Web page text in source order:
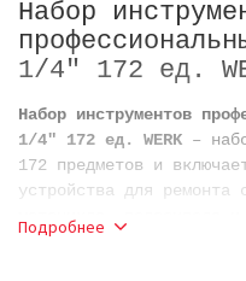
Набор
1/4" 172 ед.
Набор инструментов
1/4" 172 ед. WERK –
172 предметов и
устройства для ремонта
мотоцикла, велосипеда
выполнения различных
Подробнее